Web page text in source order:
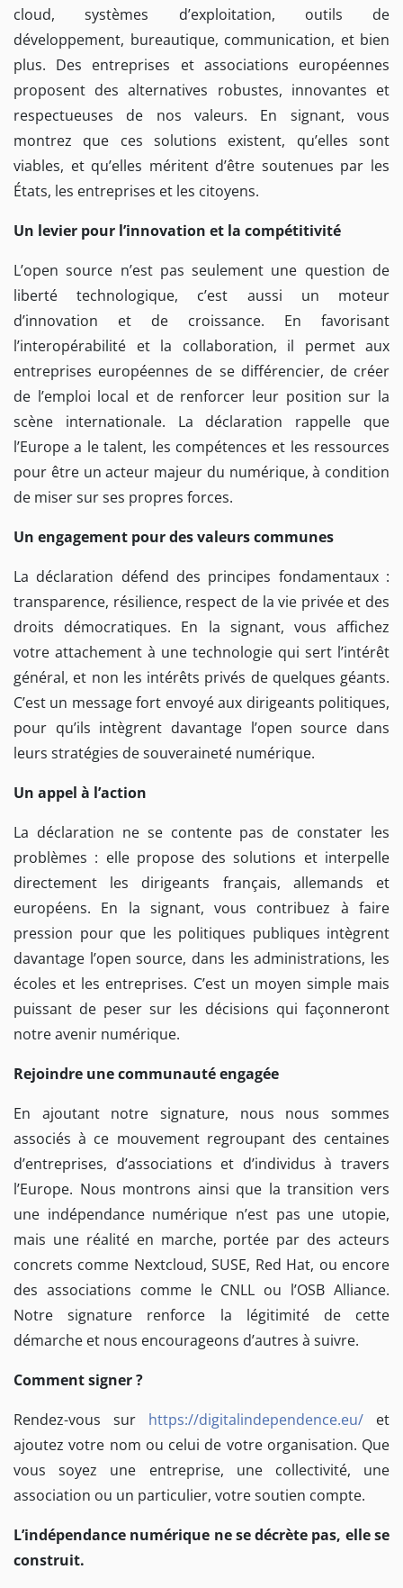
cloud, systèmes d’exploitation, outils de
développement, bureautique, communication, et bien
plus. Des entreprises et associations européennes
proposent des alternatives robustes, innovantes et
respectueuses de nos valeurs. En signant, vous
montrez que ces solutions existent, qu’elles sont
viables, et qu’elles méritent d’être soutenues par les
États, les entreprises et les citoyens.
Un levier pour l’innovation et la compétitivité
L’open source n’est pas seulement une question de
liberté technologique, c’est aussi un moteur
d’innovation et de croissance. En favorisant
l’interopérabilité et la collaboration, il permet aux
entreprises européennes de se différencier, de créer
de l’emploi local et de renforcer leur position sur la
scène internationale. La déclaration rappelle que
l’Europe a le talent, les compétences et les ressources
pour être un acteur majeur du numérique, à condition
de miser sur ses propres forces.
Un engagement pour des valeurs communes
La déclaration défend des principes fondamentaux :
transparence, résilience, respect de la vie privée et des
droits démocratiques. En la signant, vous affichez
votre attachement à une technologie qui sert l’intérêt
général, et non les intérêts privés de quelques géants.
C’est un message fort envoyé aux dirigeants politiques,
pour qu’ils intègrent davantage l’open source dans
leurs stratégies de souveraineté numérique.
Un appel à l’action
La déclaration ne se contente pas de constater les
problèmes : elle propose des solutions et interpelle
directement les dirigeants français, allemands et
européens. En la signant, vous contribuez à faire
pression pour que les politiques publiques intègrent
davantage l’open source, dans les administrations, les
écoles et les entreprises. C’est un moyen simple mais
puissant de peser sur les décisions qui façonneront
notre avenir numérique.
Rejoindre une communauté engagée
En ajoutant notre signature, nous nous sommes
associés à ce mouvement regroupant des centaines
d’entreprises, d’associations et d’individus à travers
l’Europe. Nous montrons ainsi que la transition vers
une indépendance numérique n’est pas une utopie,
mais une réalité en marche, portée par des acteurs
concrets comme Nextcloud, SUSE, Red Hat, ou encore
des associations comme le CNLL ou l’OSB Alliance.
Notre signature renforce la légitimité de cette
démarche et nous encourageons d’autres à suivre.
Comment signer ?
Rendez-vous sur https://digitalindependence.eu/ et
ajoutez votre nom ou celui de votre organisation. Que
vous soyez une entreprise, une collectivité, une
association ou un particulier, votre soutien compte.
L’indépendance numérique ne se décrète pas, elle se
construit.